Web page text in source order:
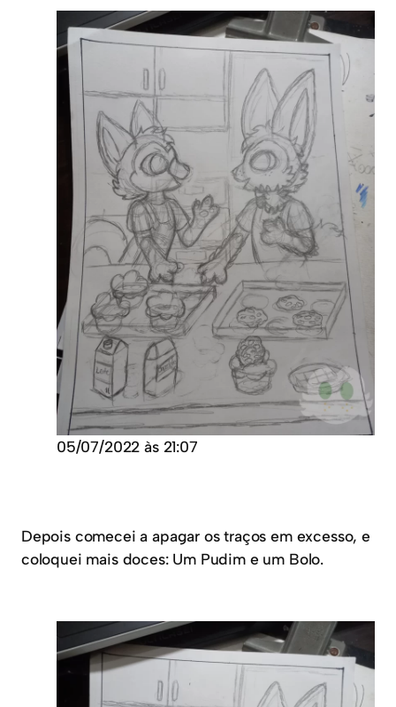
05/07/2022 às 21:07
Depois comecei a apagar os traços em excesso, e
coloquei mais doces: Um Pudim e um Bolo.